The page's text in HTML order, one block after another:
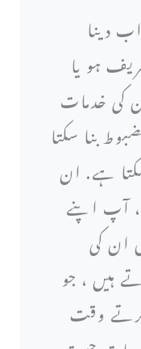
دینا
ہو یا
کی خدمات
بنا سکتا
ہے. ان
آپ اپنے
ان کی
ہیں ، جو
وقت